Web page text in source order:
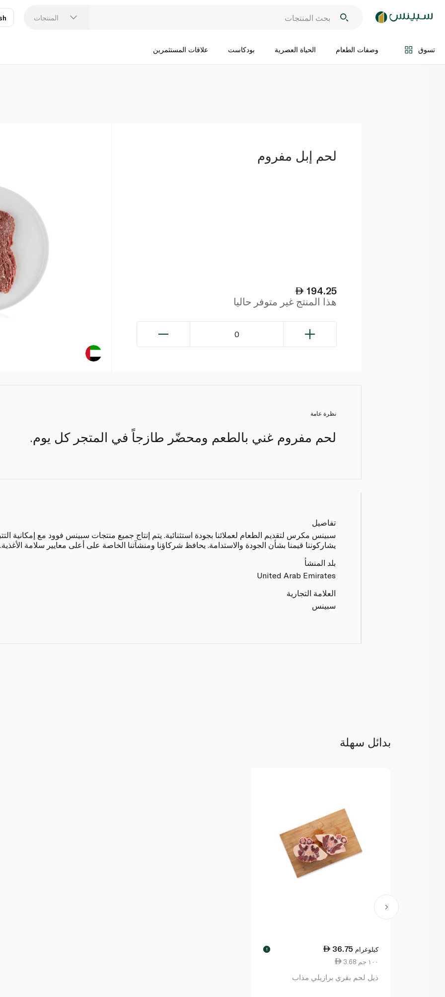
المنتجات
تسوق وصفات الطعام الحياة العصرية بودكاست علاقات المستثمرين
اضف الى السلة
لحم إبل مفروم
194.25
هذا المنتج غير متوفر حاليا
0
نظرة عامة
لحم مفروم غني بالطعم ومحضّر طازجاً في المتجر كل يوم.
تفاصيل
سبينس مكرس لتقديم الطعام لعملائنا بجودة استثنائية. يتم إنتاج جميع منتجات سبينس فوود مع إمكانية
يشاركوننا قيمنا بشأن الجودة والاستدامة. يحافظ شركاؤنا ومنشآتنا الخاصة على أعلى معايير سلامة الأغذية.
بلد المنشأ
United Arab Emirates
العلامة التجارية
سبينس
بدائل سهلة
36.75 كيلوغرام !
3.68 ١٠٠ جم
ذيل لحم بقري برازيلي مذاب